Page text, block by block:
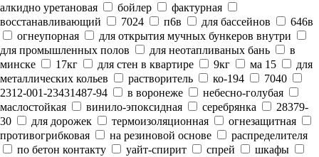
алкидно уретановая
бойлер
фактурная
восстанавливающий
7024 п6в для бассейнов
646в
огнеупорная
для открытия мучных бункеров внутри
для промышленных полов
для неотапливаных бань
в
минске
17кг для стен в квартире 9кг ма 15
для
металлических кольев
растворитель ко-194
7040
2312-001-23431487-94
в воронеже
небесно-голубая
маслостойкая
винило-эпоксидная серебрянка
28379-
30
для дорожек термоизоляционная
огнезащитная
противогрибковая
на резиновой основе
распределителя
по бетон контакту
уайт-спирит спрей
шкафы